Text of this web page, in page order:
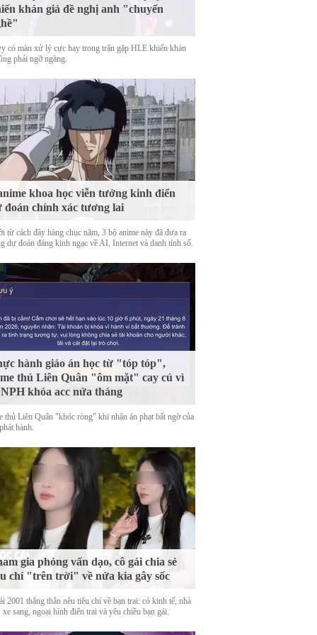
khán giả đề nghị anh "chuyển
có màn xử lý cực hay trong trận gặp HLE khiến khán
phải ngỡ ngàng.
khoa học viễn tưởng kinh điển
đoán chính xác tương lai
từ cách đây hàng chục năm, 3 bộ anime này đã đưa ra
dự đoán đáng kinh ngạc về AI, Internet và danh tính số.
hành giáo án học từ "tóp tóp",
thủ Liên Quân "ôm mặt" cay cú vì
khóa acc nửa tháng
thủ Liên Quân "khóc ròng" khi nhận án phạt bất ngờ của
hành.
gia phỏng vấn dạo, cô gái chia sẻ
chí "trên trời" về nửa kia gây sốc
2001 thẳng thắn nêu tiêu chí về bạn trai: có kinh tế, nhà
xe sang, ngoại hình điển trai và yêu chiều bạn gái.